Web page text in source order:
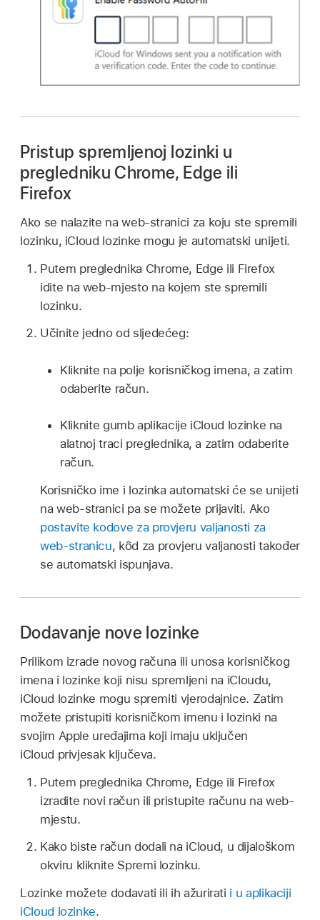
Pristup spremljenoj lozinki u
pregledniku Chrome, Edge ili
Firefox
Ako se nalazite na web‑stranici za koju ste spremili
lozinku, iCloud lozinke mogu je automatski unijeti.
Putem preglednika Chrome, Edge ili Firefox
idite na web-mjesto na kojem ste spremili
lozinku.
Učinite jedno od sljedećeg:
Kliknite na polje korisničkog imena, a zatim
odaberite račun.
Kliknite gumb aplikacije iCloud lozinke na
alatnoj traci preglednika, a zatim odaberite
račun.
Korisničko ime i lozinka automatski će se unijeti
na web‑stranici pa se možete prijaviti. Ako
postavite kodove za provjeru valjanosti za
web‑stranicu, kȏd za provjeru valjanosti također
se automatski ispunjava.
Dodavanje nove lozinke
Prilikom izrade novog računa ili unosa korisničkog
imena i lozinke koji nisu spremljeni na iCloudu,
iCloud lozinke mogu spremiti vjerodajnice. Zatim
možete pristupiti korisničkom imenu i lozinki na
svojim Apple uređajima koji imaju uključen
iCloud privjesak ključeva.
Putem preglednika Chrome, Edge ili Firefox
izradite novi račun ili pristupite računu na web-
mjestu.
Kako biste račun dodali na iCloud, u dijaloškom
okviru kliknite Spremi lozinku.
Lozinke možete dodavati ili ih ažurirati i u aplikaciji
iCloud lozinke.